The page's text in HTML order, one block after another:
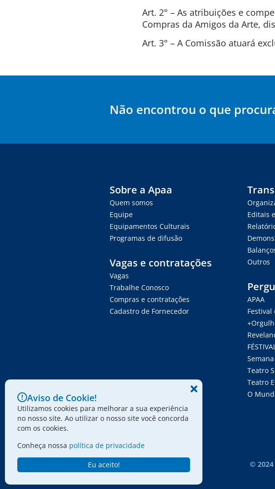
Art. 2° – As atribuições e
Compras da Amigos da Arte,
Art. 3° – A Comissão atuará
Não encontrou o que
Sobre a Apaa
Quem somos
Equipe
Equipamentos Culturais
Programas de difusão
Vagas e contratações
Vagas
Trabalhe Conosco
Compras e contratações
Cadastro de Fornecedor
Editais
Outros
APAA
Festival
Teatro
Teatro
O
© 2024
Aviso de Cookie!
Utilizamos cookies para melhorar a sua experiência
no nosso site. Ao utilizar o nosso site você concorda
com os cookies.
Conheça nossa política de privacidade
Eu aceito!